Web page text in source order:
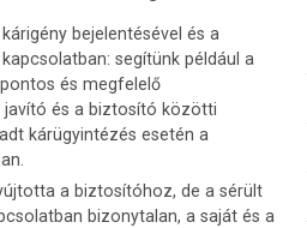
bejelentésével és a
segítünk például a
és megfelelő
és a biztosító közötti
kárügyintézés esetén a
a biztosítóhoz, de a sérült
bizonytalan, a saját és a